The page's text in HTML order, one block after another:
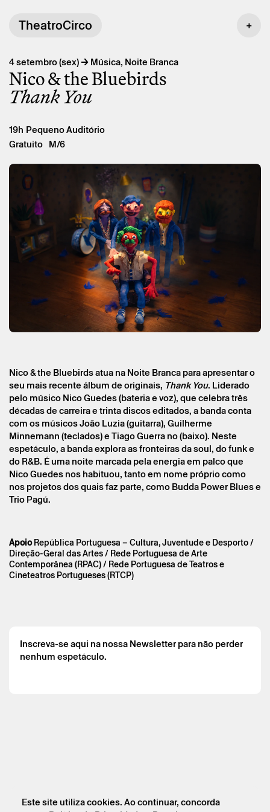
Este site utiliza cookies. Ao continuar, concorda
4 setembro (sex)→Música, Noite Branca
Nico & the Bluebirds
Thank You
19h Pequeno Auditório
Gratuito M/6
Nico & the Bluebirds atua na Noite Branca para apresentar o
seu mais recente álbum de originais, Thank You. Liderado
pelo músico Nico Guedes (bateria e voz), que celebra três
décadas de carreira e trinta discos editados, a banda conta
com os músicos João Luzia (guitarra), Guilherme
Minnemann (teclados) e Tiago Guerra no (baixo). Neste
espetáculo, a banda explora as fronteiras da soul, do funk e
do R&B. É uma noite marcada pela energia em palco que
Nico Guedes nos habituou, tanto em nome próprio como
nos projetos dos quais faz parte, como Budda Power Blues e
Trio Pagú.
ApoioRepública Portuguesa – Cultura, Juventude e Desporto /
Direção-Geral das Artes / Rede Portuguesa de Arte
Contemporânea (RPAC) / Rede Portuguesa de Teatros e
Cineteatros Portugueses (RTCP)
TheatroCirco
Inscreva-se aqui na nossa Newsletter para não perder
nenhum espetáculo.
Sexta 4 setembro→Música, Noite Branca
Nico & the Bluebirds
Nico & the Bluebirds
* campos de preenchimento obrigatório.
A reserva só é válida após confirmação da parte do Theatro
Circo enviada por correio eletrónico.
Os seus dados pessoais serão tratados pelo Theatro Circo
com base no seu consentimento.
Ao submeter os seus dados, concorda com os termos
* campos de preenchimento obrigatório.